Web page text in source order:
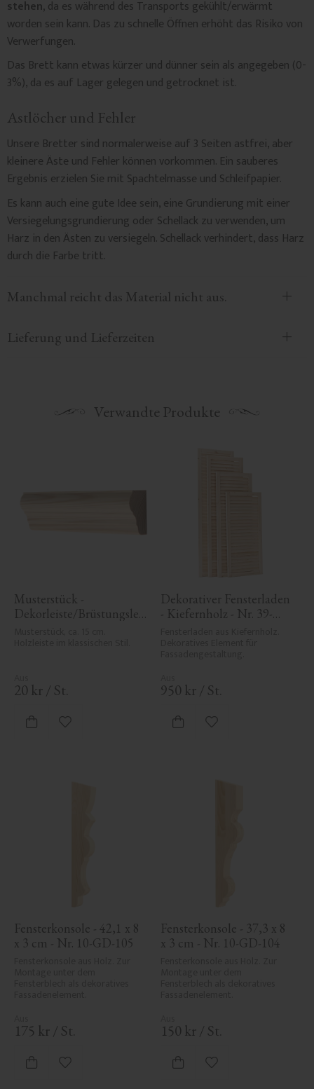
stehen,da es während des Transports gekühlt/erwärmt
worden sein kann. Das zu schnelle Öffnen erhöht das Risiko von
Verwerfungen.
Das Brett kann etwas kürzer und dünner sein als angegeben (0-
3%), da es auf Lager gelegen und getrocknet ist.
Astlöcher und Fehler
Unsere Bretter sind normalerweise auf 3 Seiten astfrei, aber
kleinere Äste und Fehler können vorkommen. Ein sauberes
Ergebnis erzielen Sie mit Spachtelmasse und Schleifpapier.
Es kann auch eine gute Idee sein, eine Grundierung mit einer
Versiegelungsgrundierung oder Schellack zu verwenden, um
Harz in den Ästen zu versiegeln. Schellack verhindert, dass Harz
durch die Farbe tritt.
Manchmal reicht das Material nicht aus.
Lieferung und Lieferzeiten
Verwandte Produkte
Musterstück -
Dekorleiste/Brüstungsleis
20 kr / St.
Zu Favoriten hinzufügen
Dekorativer Fensterladen
- Kiefernholz - Nr. 39-
950 kr / St.
Zu Favoriten
Fensterkonsole - 42,1 x 8
x 3 cm - Nr. 10-GD-105
175 kr / St.
Zu Favoriten hinzufügen
Fensterkonsole - 37,3 x 8
x 3 cm - Nr. 10-GD-104
150 kr / St.
Zu Favoriten